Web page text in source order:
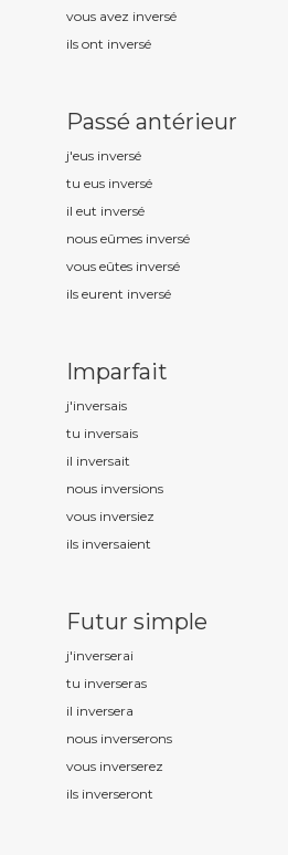
vous avez inversé
ils ont inversé
Passé antérieur
j'eus inversé
tu eus inversé
il eut inversé
nous eûmes inversé
vous eûtes inversé
ils eurent inversé
Imparfait
j'inversais
tu inversais
il inversait
nous inversions
vous inversiez
ils inversaient
Futur simple
j'inverserai
tu inverseras
il inversera
nous inverserons
vous inverserez
ils inverseront